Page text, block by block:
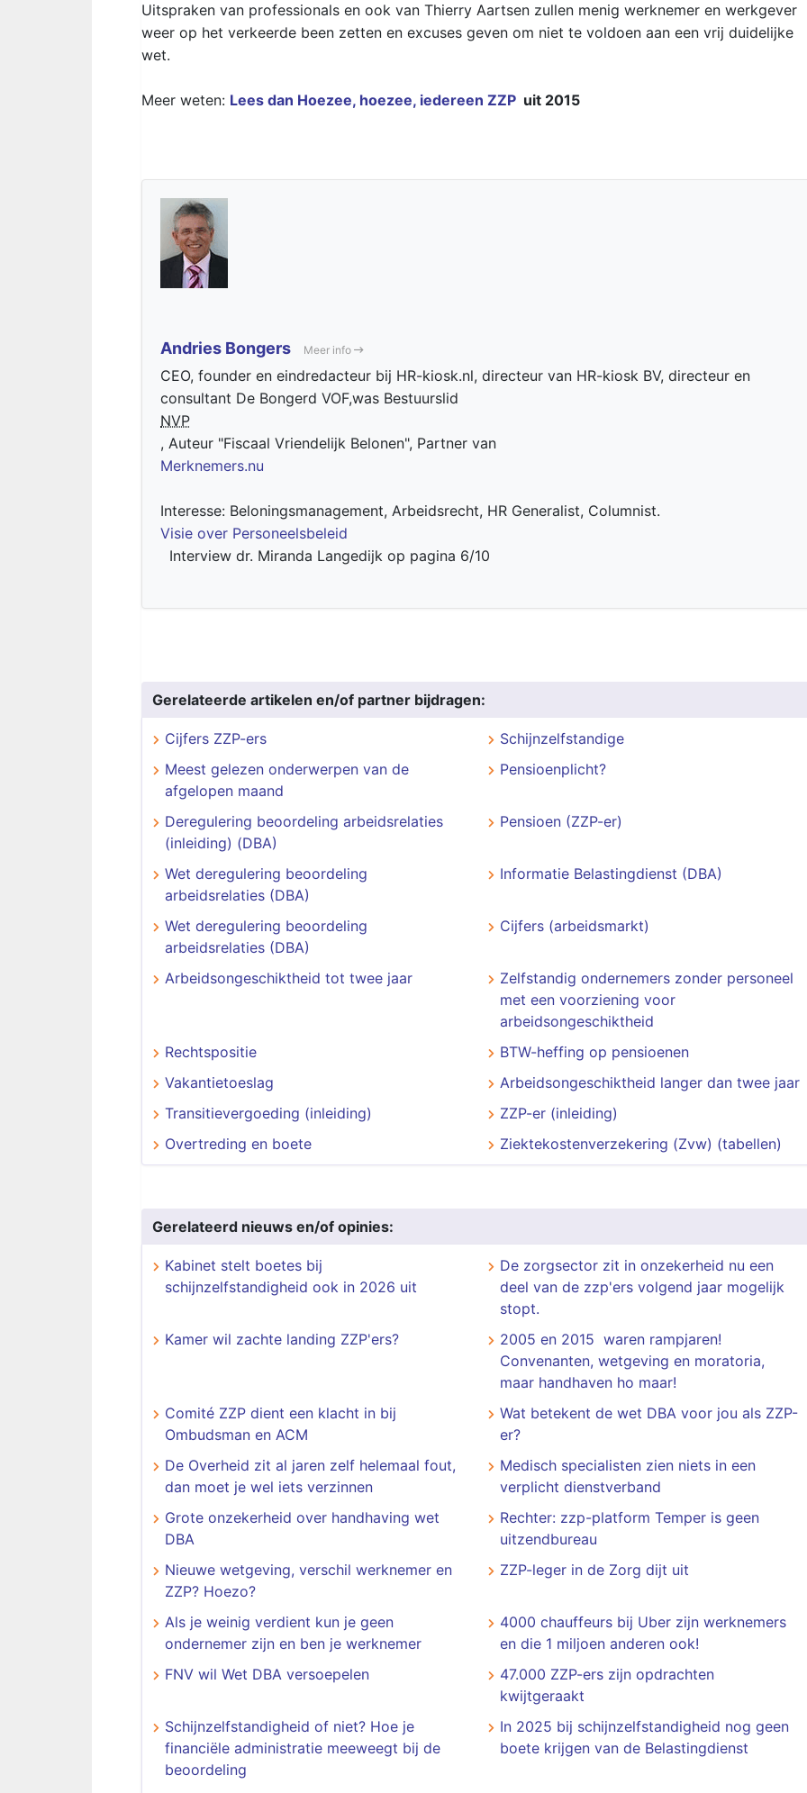
Uitspraken van professionals en ook van Thierry Aartsen zullen menig werknemer en werkgever
weer op het verkeerde been zetten en excuses geven om niet te voldoen aan een vrij duidelijke
wet.
Meer weten: Lees dan Hoezee, hoezee, iedereen ZZP uit 2015
Andries Bongers Meer info
CEO, founder en eindredacteur bij HR-kiosk.nl, directeur van HR-kiosk BV, directeur en
consultant De Bongerd VOF,was Bestuurslid
NVP
, Auteur "Fiscaal Vriendelijk Belonen", Partner van
Merknemers.nu
Interesse: Beloningsmanagement, Arbeidsrecht, HR Generalist, Columnist.
Visie over Personeelsbeleid
Interview dr. Miranda Langedijk op pagina 6/10
Gerelateerde artikelen en/of partner bijdragen:
Cijfers ZZP-ers
Schijnzelfstandige
Meest gelezen onderwerpen van de
afgelopen maand
Pensioenplicht?
Deregulering beoordeling arbeidsrelaties
(inleiding) (DBA)
Pensioen (ZZP-er)
Wet deregulering beoordeling
arbeidsrelaties (DBA)
Informatie Belastingdienst (DBA)
Wet deregulering beoordeling
arbeidsrelaties (DBA)
Cijfers (arbeidsmarkt)
Arbeidsongeschiktheid tot twee jaar
Zelfstandig ondernemers zonder personeel
met een voorziening voor
arbeidsongeschiktheid
Rechtspositie
BTW-heffing op pensioenen
Vakantietoeslag
Arbeidsongeschiktheid langer dan twee jaar
Transitievergoeding (inleiding)
ZZP-er (inleiding)
Overtreding en boete
Ziektekostenverzekering (Zvw) (tabellen)
Gerelateerd nieuws en/of opinies:
Kabinet stelt boetes bij
schijnzelfstandigheid ook in 2026 uit
De zorgsector zit in onzekerheid nu een
deel van de zzp'ers volgend jaar mogelijk
stopt.
Kamer wil zachte landing ZZP'ers?
2005 en 2015 waren rampjaren!
Convenanten, wetgeving en moratoria,
maar handhaven ho maar!
Comité ZZP dient een klacht in bij
Ombudsman en ACM
Wat betekent de wet DBA voor jou als ZZP-
er?
De Overheid zit al jaren zelf helemaal fout,
dan moet je wel iets verzinnen
Medisch specialisten zien niets in een
verplicht dienstverband
Grote onzekerheid over handhaving wet
DBA
Rechter: zzp-platform Temper is geen
uitzendbureau
Nieuwe wetgeving, verschil werknemer en
ZZP? Hoezo?
ZZP-leger in de Zorg dijt uit
Als je weinig verdient kun je geen
ondernemer zijn en ben je werknemer
4000 chauffeurs bij Uber zijn werknemers
en die 1 miljoen anderen ook!
FNV wil Wet DBA versoepelen
47.000 ZZP-ers zijn opdrachten
kwijtgeraakt
Schijnzelfstandigheid of niet? Hoe je
financiële administratie meeweegt bij de
beoordeling
In 2025 bij schijnzelfstandigheid nog geen
boete krijgen van de Belastingdienst